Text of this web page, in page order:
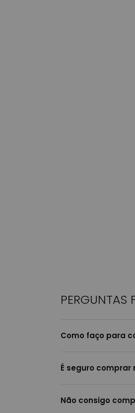
PERGUNTAS
Como faço para
É seguro comprar
Não consigo